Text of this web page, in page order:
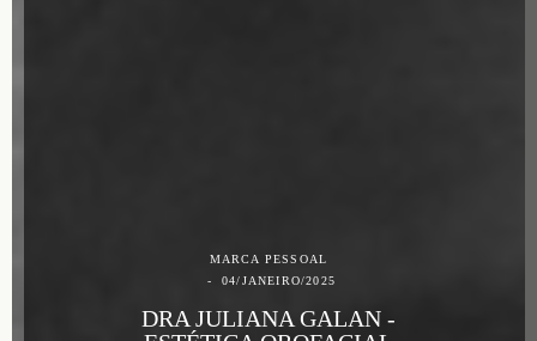
MARCA PESSOAL
04/JANEIRO/2025
DRA JULIANA GALAN -